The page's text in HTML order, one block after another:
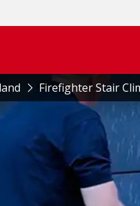
Firefighter Stair